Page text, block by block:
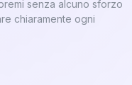
senza alcuno sforzo
chiaramente ogni